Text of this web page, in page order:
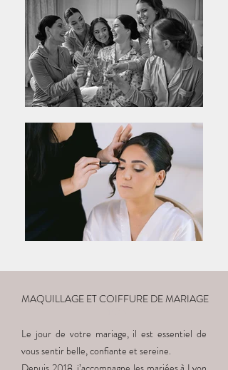
MAQUILLAGE ET COIFFURE DE MARIAGE
Le jour de votre mariage, il est essentiel de
vous sentir belle, confiante et sereine.